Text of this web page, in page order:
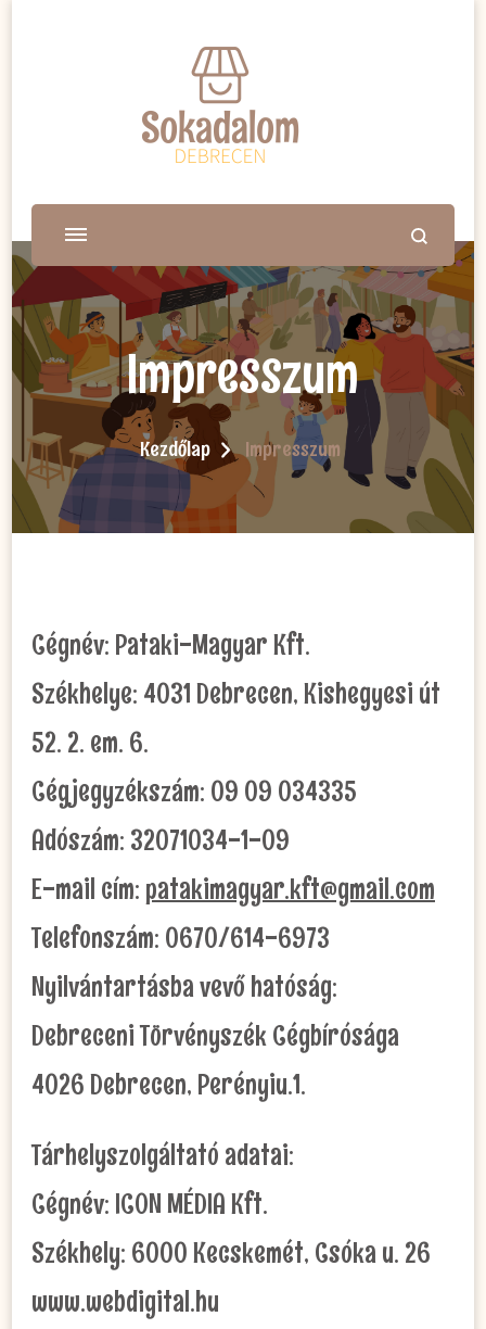
Impresszum
Kezdőlap Impresszum
Cégnév: Pataki-Magyar Kft.
Székhelye: 4031 Debrecen, Kishegyesi út
52. 2. em. 6.
Cégjegyzékszám: 09 09 034335
Adószám: 32071034-1-09
E-mail cím: patakimagyar.kft@gmail.com
Telefonszám: 0670/614-6973
Nyilvántartásba vevő hatóság:
Debreceni Törvényszék Cégbírósága
4026 Debrecen, Perényiu.1.
Tárhelyszolgáltató adatai:
Cégnév: ICON MÉDIA Kft.
Székhely: 6000 Kecskemét, Csóka u. 26
www.webdigital.hu